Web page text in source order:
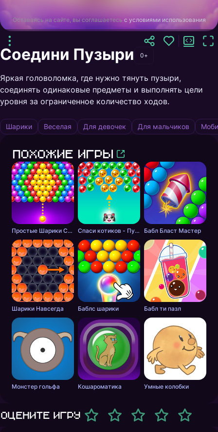
Оставаясь на сайте, вы соглашаетесь с условиями использования
Соедини Пузыри 0+
Яркая головоломка, где нужно тянуть пузыри,
соединять одинаковые предметы и выполнять цели
уровня за ограниченное количество ходов.
Шарики Веселая Для девочек Для мальчиков
Похожие игры
Простые Шарики Стрелялки Спаси котиков - Пузырьковый Шутер Бабл Бласт Мастер
Шарики Навсегда Баблс шарики Бабл ти пазл
Монстер гольфа Кошароматика Умные колобки
Оцените игру